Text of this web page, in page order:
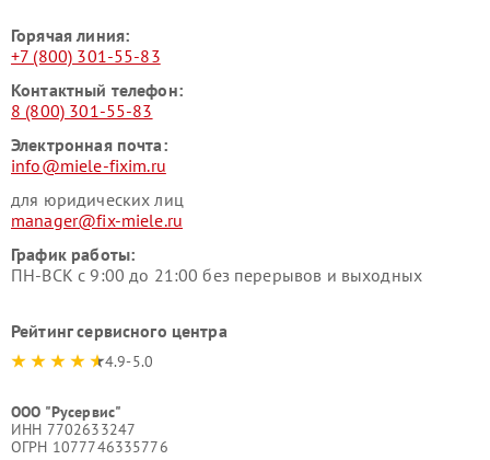
Горячая линия:
+7 (800) 301-55-83
Контактный телефон:
8 (800) 301-55-83
Электронная почта:
info@miele-fixim.ru
для юридических лиц
manager@fix-miele.ru
График работы:
ПН-ВСК с 9:00 до 21:00 без перерывов и выходных
Рейтинг сервисного центра
4.9-5.0
ООО "Русервис"
ИНН 7702633247
ОГРН 1077746335776